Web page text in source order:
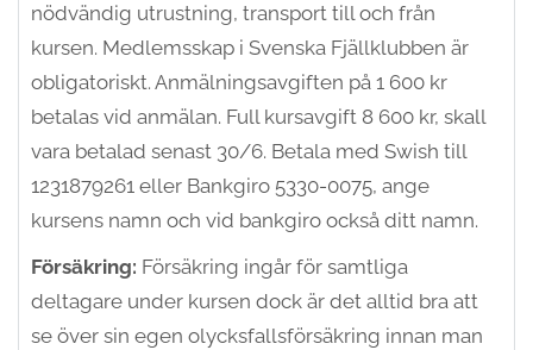
nödvändig utrustning, transport till och från
kursen. Medlemsskap i Svenska Fjällklubben är
obligatoriskt. Anmälningsavgiften på 1 600 kr
betalas vid anmälan. Full kursavgift 8 600 kr, skall
vara betalad senast 30/6. Betala med Swish till
1231879261 eller Bankgiro 5330-0075, ange
kursens namn och vid bankgiro också ditt namn.
Försäkring: Försäkring ingår för samtliga
deltagare under kursen dock är det alltid bra att
se över sin egen olycksfallsförsäkring innan man